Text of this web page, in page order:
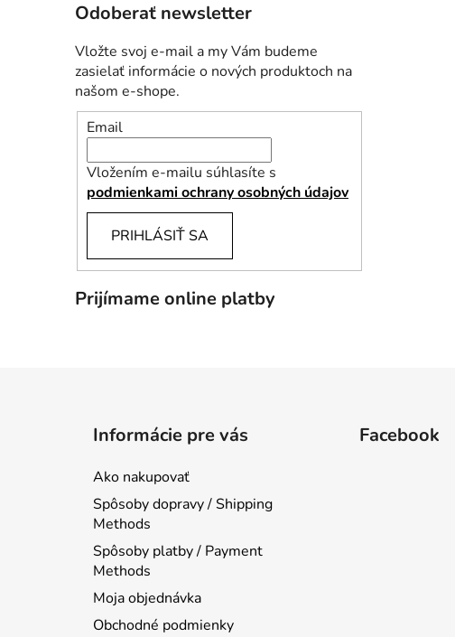
Odoberať newsletter
Vložte svoj e-mail a my Vám budeme
zasielať informácie o nových produktoch na
našom e-shope.
Email
Vložením e-mailu súhlasíte s
podmienkami ochrany osobných údajov
PRIHLÁSIŤ SA
Prijímame online platby
Informácie pre vás
Ako nakupovať
Spôsoby dopravy / Shipping
Methods
Spôsoby platby / Payment
Methods
Moja objednávka
Obchodné podmienky
Facebook